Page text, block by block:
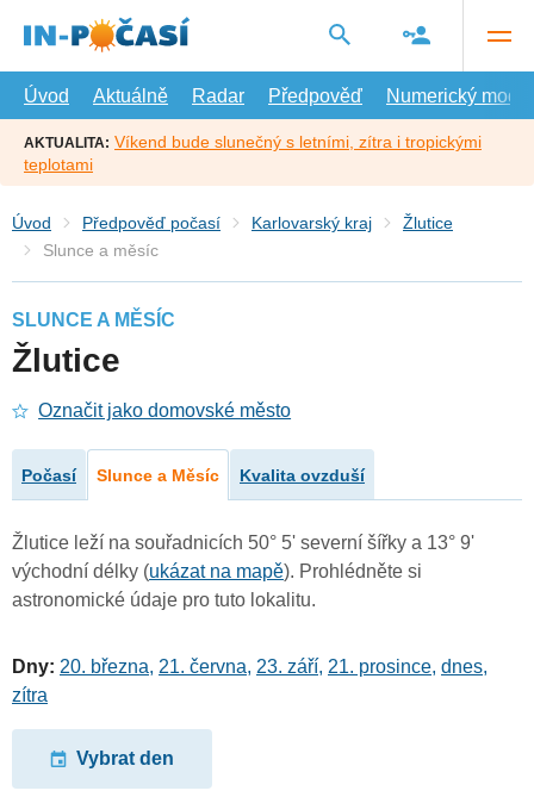
hlavní
Úvod
Aktuálně Radar Předpověď Numerický model
AKTUALITA: Víkend bude slunečný s letními, zítra i tropickými
teplotami
Úvod Předpověď počasí Karlovarský kraj
Žlutice
Slunce a měsíc
SLUNCE A MĚSÍC
Žlutice
Označit jako domovské město
Počasí Slunce a Měsíc Kvalita ovzduší
Žlutice leží na souřadnicích 50° 5' severní šířky a 13° 9'
východní délky (ukázat na mapě). Prohlédněte si
astronomické údaje pro tuto lokalitu.
Dny: 20. března, 21. června, 23. září, 21. prosince, dnes,
zítra
Vybrat den